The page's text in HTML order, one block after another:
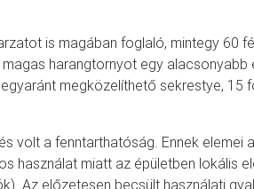
is magában foglaló, mintegy 60
harangtornyot egy alacsonyabb
megközelíthető sekrestye, 15
volt a fenntarthatóság. Ennek elemei
használat miatt az épületben lokális
Az előzetesen becsült használati